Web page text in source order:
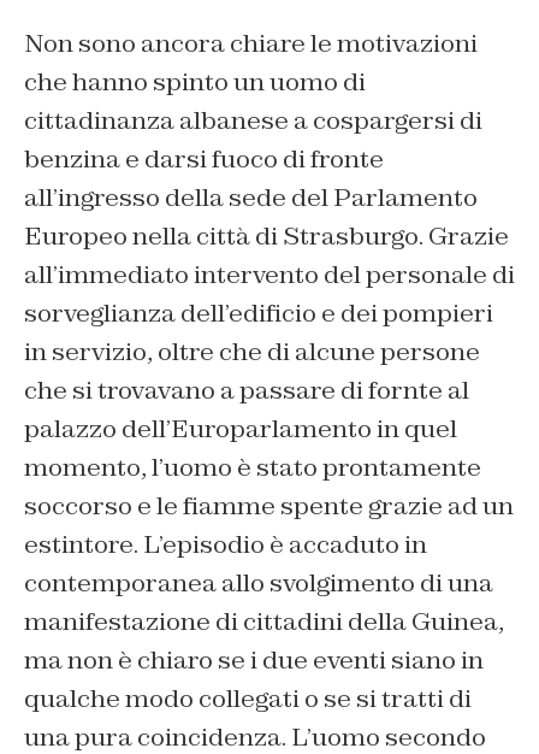
Non sono ancora chiare le motivazioni
che hanno spinto un uomo di
cittadinanza albanese a cospargersi di
benzina e darsi fuoco di fronte
all’ingresso della sede del Parlamento
Europeo nella città di Strasburgo. Grazie
all’immediato intervento del personale di
sorveglianza dell’edificio e dei pompieri
in servizio, oltre che di alcune persone
che si trovavano a passare di fornte al
palazzo dell’Europarlamento in quel
momento, l’uomo è stato prontamente
soccorso e le fiamme spente grazie ad un
estintore. L’episodio è accaduto in
contemporanea allo svolgimento di una
manifestazione di cittadini della Guinea,
ma non è chiaro se i due eventi siano in
qualche modo collegati o se si tratti di
una pura coincidenza. L’uomo secondo